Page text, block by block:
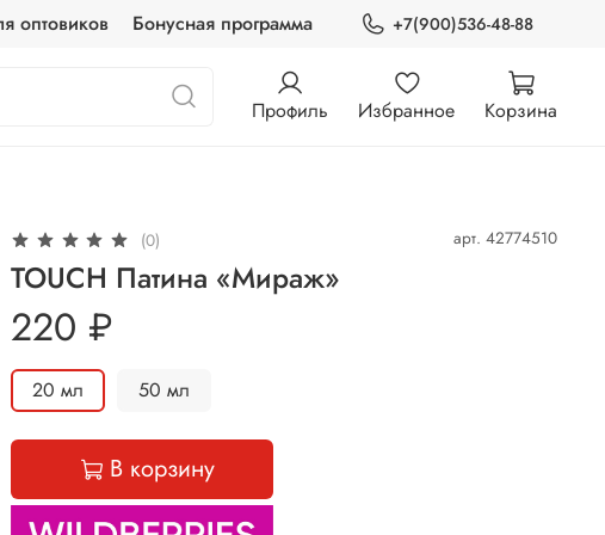
оптовиков Бонусная программа +7(900)536-48-88
Профиль Избранное Корзина
(0) арт. 42774510
TOUCH Патина «Мираж»
220 ₽
20 мл 50 мл
В корзину